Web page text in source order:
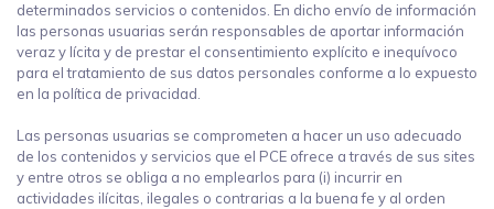
determinados servicios o contenidos. En dicho envío de información
las personas usuarias serán responsables de aportar información
veraz y lícita y de prestar el consentimiento explícito e inequívoco
para el tratamiento de sus datos personales conforme a lo expuesto
en la política de privacidad.
Las personas usuarias se comprometen a hacer un uso adecuado
de los contenidos y servicios que el PCE ofrece a través de sus sites
y entre otros se obliga a no emplearlos para (i) incurrir en
actividades ilícitas, ilegales o contrarias a la buena fe y al orden